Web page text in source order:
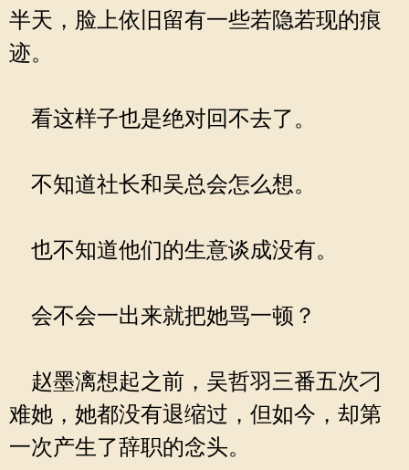
半天，脸上依旧留有一些若隐若现的痕
迹。
看这样子也是绝对回不去了。
不知道社长和吴总会怎么想。
也不知道他们的生意谈成没有。
会不会一出来就把她骂一顿？
赵墨漓想起之前，吴哲羽三番五次刁
难她，她都没有退缩过，但如今，却第
一次产生了辞职的念头。